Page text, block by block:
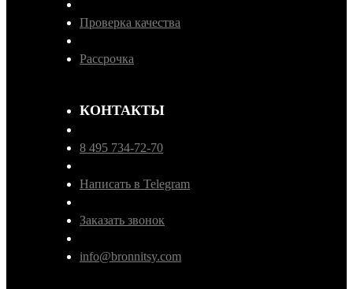
Проверка качества
Рассрочка
КОНТАКТЫ
8 495 734-72-70
Написать в Telegram
Заказать звонок
info@bronnitsy.com